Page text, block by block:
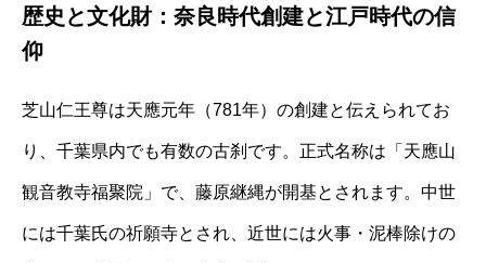
歴史と文化財：奈良時代創建と江戸時代の信
仰
芝山仁王尊は天應元年（781年）の創建と伝えられてお
り、千葉県内でも有数の古刹です。正式名称は「天應山
観音教寺福聚院」で、藤原継縄が開基とされます。中世
には千葉氏の祈願寺とされ、近世には火事・泥棒除けの